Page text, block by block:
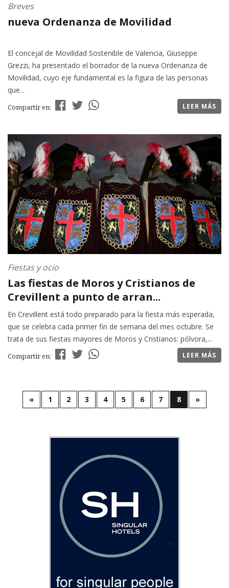
Breves
nueva Ordenanza de Movilidad
El concejal de Movilidad Sostenible de Valencia, Giuseppe
Grezzi, ha presentado el borrador de la nueva Ordenanza de
Movilidad, cuyo eje fundamental es la figura de las personas
que...
Compartir en: LEER MÁS
Fiestas y ocio
Las fiestas de Moros y Cristianos de
Crevillent a punto de arran...
En Crevillent está todo preparado para la fiesta más esperada,
que se celebra cada primer fin de semana del mes octubre. Se
trata de sus fiestas mayores de Moros y Cristianos: pólvora,...
Compartir en: LEER MÁS
« 1 2 3 4 5 6 7 8 »